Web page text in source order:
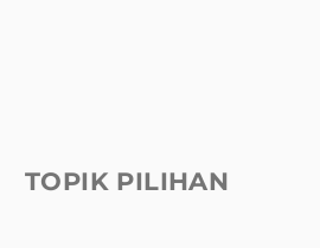
TOPIK PILIHAN